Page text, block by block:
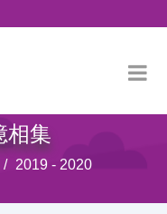
相集
2019 - 2020